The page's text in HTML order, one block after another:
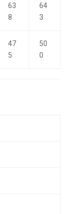
63
8
64
3
47
5
50
0